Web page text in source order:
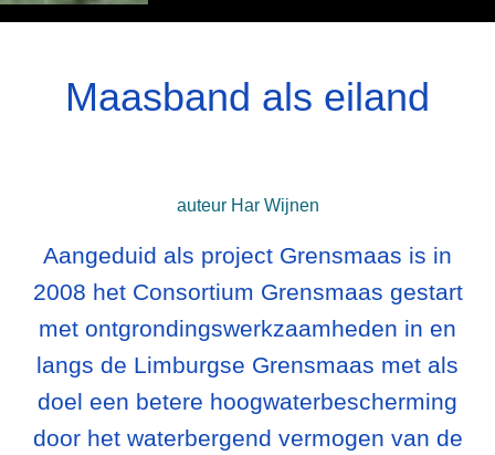
Maasband als eiland
auteur Har Wijnen
Aangeduid als project Grensmaas is in
2008 het Consortium Grensmaas gestart
met ontgrondingswerkzaamheden in en
langs de Limburgse Grensmaas met als
doel een betere hoogwaterbescherming
door het waterbergend vermogen van de